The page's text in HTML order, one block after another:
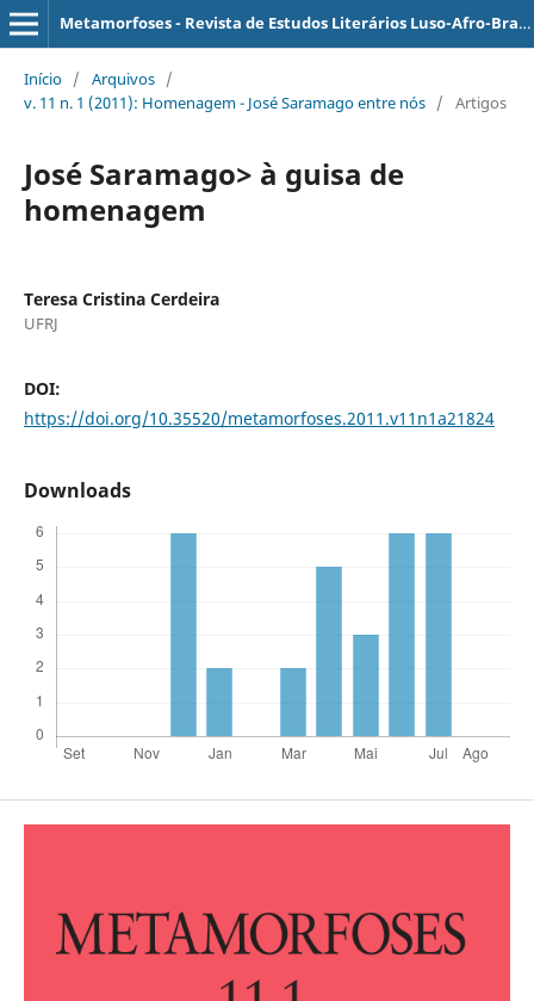
Metamorfoses - Revista de Estudos Literários Luso-Afro-Brasileiros
Início / Arquivos /
v. 11 n. 1 (2011): Homenagem - José Saramago entre nós / Artigos
José Saramago> à guisa de
homenagem
Teresa Cristina Cerdeira
UFRJ
DOI:
https://doi.org/10.35520/metamorfoses.2011.v11n1a21824
Downloads